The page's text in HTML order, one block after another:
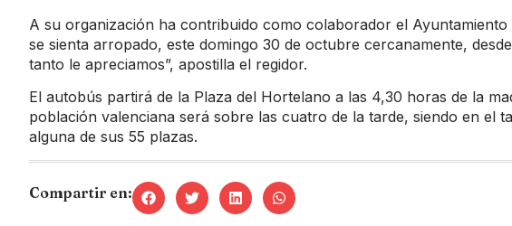
A su organización ha contribuido como colaborador el
se sienta arropado, este domingo 30 de octubre cercanamente,
tanto le apreciamos”, apostilla el regidor.
El autobús partirá de la Plaza del Hortelano a las 4,30 horas de la
población valenciana será sobre las cuatro de la tarde, siendo en el
alguna de sus 55 plazas.
Compartir en: